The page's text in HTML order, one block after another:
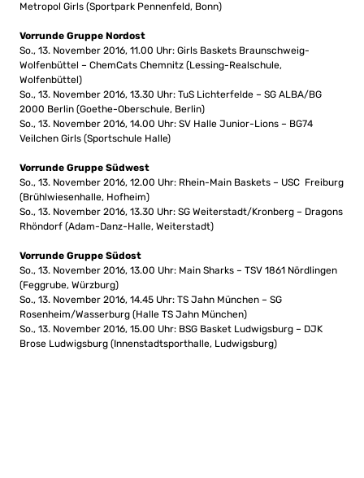
Metropol Girls (Sportpark Pennenfeld, Bonn)
Vorrunde Gruppe Nordost
So., 13. November 2016, 11.00 Uhr: Girls Baskets Braunschweig-
Wolfenbüttel – ChemCats Chemnitz (Lessing-Realschule,
Wolfenbüttel)
So., 13. November 2016, 13.30 Uhr: TuS Lichterfelde – SG ALBA/BG
2000 Berlin (Goethe-Oberschule, Berlin)
So., 13. November 2016, 14.00 Uhr: SV Halle Junior-Lions – BG74
Veilchen Girls (Sportschule Halle)
Vorrunde Gruppe Südwest
So., 13. November 2016, 12.00 Uhr: Rhein-Main Baskets – USC Freiburg
(Brühlwiesenhalle, Hofheim)
So., 13. November 2016, 13.30 Uhr: SG Weiterstadt/Kronberg – Dragons
Rhöndorf (Adam-Danz-Halle, Weiterstadt)
Vorrunde Gruppe Südost
So., 13. November 2016, 13.00 Uhr: Main Sharks – TSV 1861 Nördlingen
(Feggrube, Würzburg)
So., 13. November 2016, 14.45 Uhr: TS Jahn München – SG
Rosenheim/Wasserburg (Halle TS Jahn München)
So., 13. November 2016, 15.00 Uhr: BSG Basket Ludwigsburg – DJK
Brose Ludwigsburg (Innenstadtsporthalle, Ludwigsburg)